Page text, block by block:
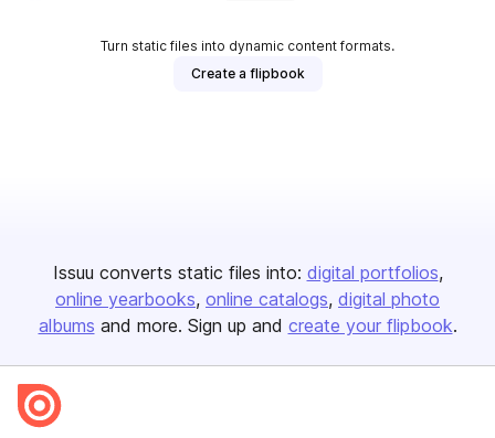
Turn static files into dynamic content formats.
Create a flipbook
Issuu converts static files into: digital portfolios
online yearbooks online catalogs digital photo
albums and more. Sign up and create your flipbook.